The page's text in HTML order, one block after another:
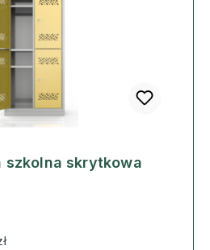
szkolna skrytkowa